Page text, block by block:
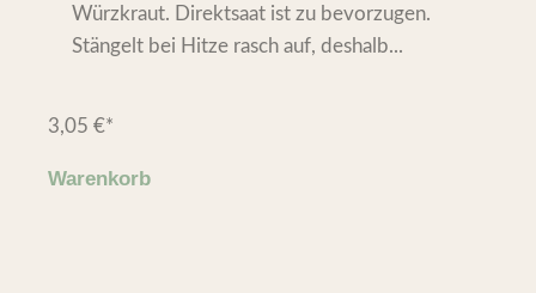
Würzkraut. Direktsaat ist zu bevorzugen.
Stängelt bei Hitze rasch auf, deshalb...
3,05 €*
Warenkorb